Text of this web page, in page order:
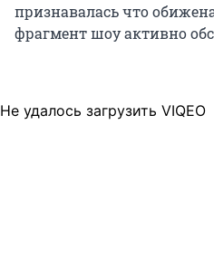
признавалась что
фрагмент шоу активно
Не удалось загрузить VIQEO